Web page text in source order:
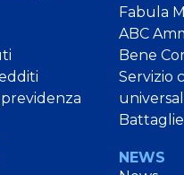
previdenza
Fabula
ABC
Bene
Servizio
Battaglie
NEWS